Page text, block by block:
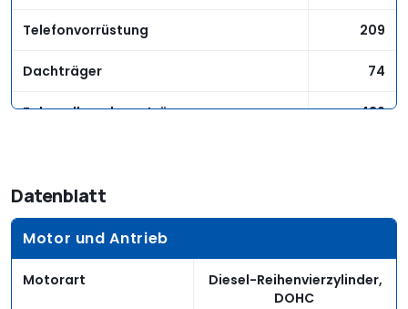
Telefonvorrüstung 209
Dachträger 74
Fahrradkupplungsträger 439
Plus Garantie
Datenblatt
Motor und Antrieb
Motorart
Diesel-Reihenvierzylinder,
DOHC